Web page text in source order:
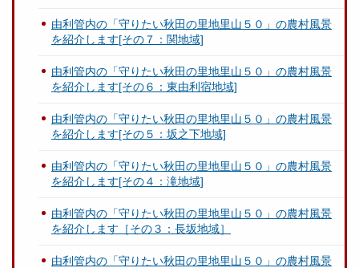
由利管内の「守りたい秋田の里地里山５０」の農村風景
を紹介します[その７：関地域]
由利管内の「守りたい秋田の里地里山５０」の農村風景
を紹介します[その６：東由利宿地域]
由利管内の「守りたい秋田の里地里山５０」の農村風景
を紹介します[その５：坂之下地域]
由利管内の「守りたい秋田の里地里山５０」の農村風景
を紹介します[その４：滝地域]
由利管内の「守りたい秋田の里地里山５０」の農村風景
を紹介します［その３：長坂地域］
由利管内の「守りたい秋田の里地里山５０」の農村風景